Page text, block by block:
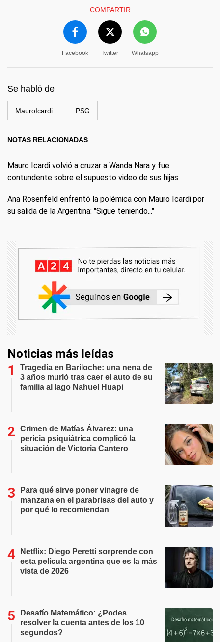
COMPARTIR
Facebook Twitter Whatsapp
Se habló de
MauroIcardi PSG
NOTAS RELACIONADAS
Mauro Icardi volvió a cruzar a Wanda Nara y fue
contundente sobre el supuesto video de sus hijas
Ana Rosenfeld enfrentó la polémica con Mauro Icardi por
su salida de la Argentina: "Sigue teniendo..."
Noticias más leídas
Tragedia en Bariloche: una nena de
3 años murió tras caer el auto de su
familia al lago Nahuel Huapi
Crimen de Matías Álvarez: una
pericia psiquiátrica complicó la
situación de Victoria Cantero
Para qué sirve poner vinagre de
manzana en el parabrisas del auto y
por qué lo recomiendan
Netflix: Diego Peretti sorprende con
esta película argentina que es la más
vista de 2026
Desafío Matemático: ¿Podes
resolver la cuenta antes de los 10
segundos?